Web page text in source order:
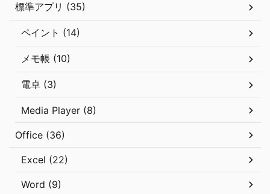
標準アプリ (35)
ペイント (14)
メモ帳 (10)
電卓 (3)
Media Player (8)
Office (36)
Excel (22)
Word (9)